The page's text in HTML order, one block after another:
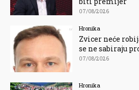
07/08/2026
Hronika
Zvicer neće
se ne sabiraju
07/08/2026
Hronika